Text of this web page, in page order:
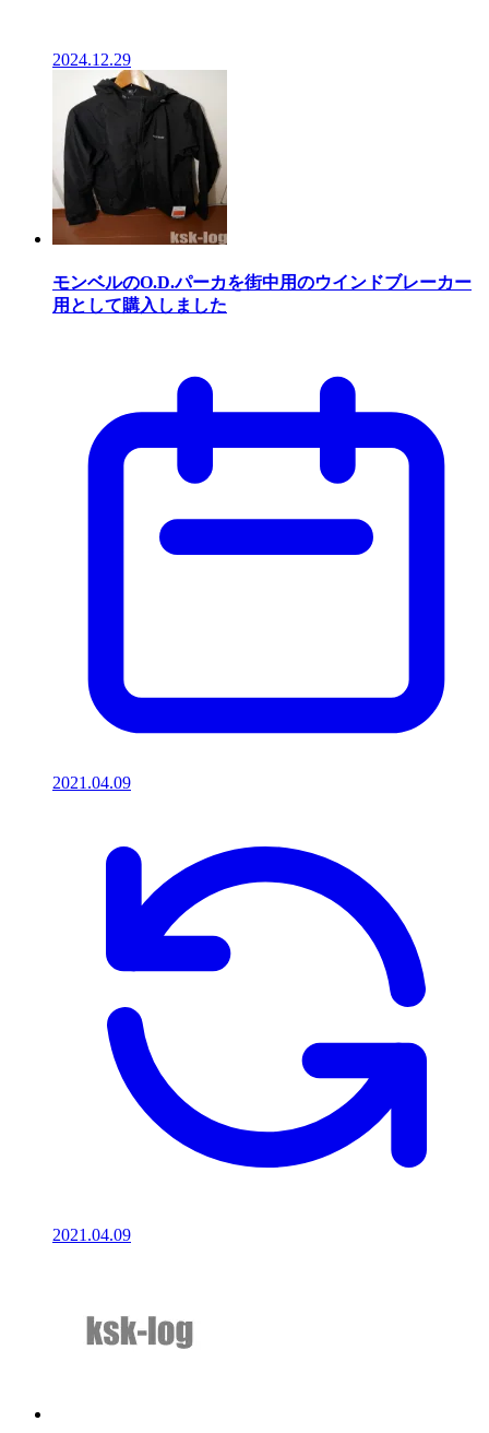
2024.12.29
モンベルのO.D.パーカを街中用のウインドブレーカー
用として購入しました
2021.04.09
2021.04.09